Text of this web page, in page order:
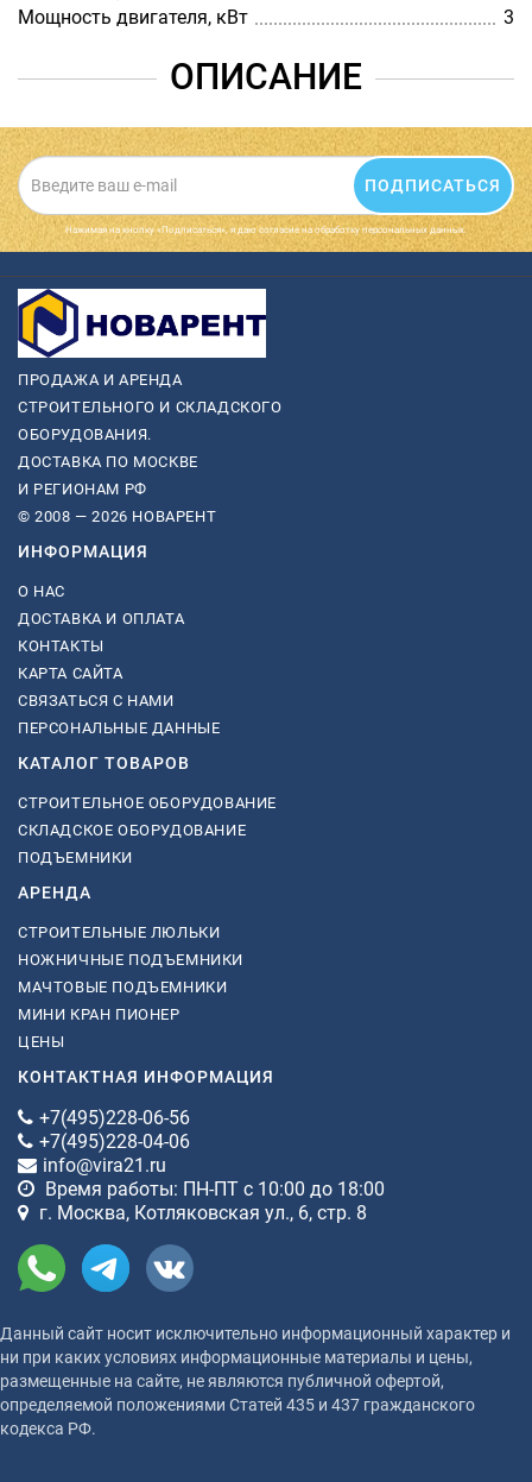
Мощность двигателя, кВт
3
ОПИСАНИЕ
ПОДПИСАТЬСЯ
Нажимая на кнопку «Подписаться», я даю cогласие на обработку персональных данных.
ПРОДАЖА И АРЕНДА
СТРОИТЕЛЬНОГО И СКЛАДСКОГО
ОБОРУДОВАНИЯ.
ДОСТАВКА ПО МОСКВЕ
И РЕГИОНАМ РФ
© 2008 — 2026 НОВАРЕНТ
ИНФОРМАЦИЯ
О НАС
ДОСТАВКА И ОПЛАТА
КОНТАКТЫ
КАРТА САЙТА
СВЯЗАТЬСЯ С НАМИ
ПЕРСОНАЛЬНЫЕ ДАННЫЕ
КАТАЛОГ ТОВАРОВ
СТРОИТЕЛЬНОЕ ОБОРУДОВАНИЕ
СКЛАДСКОЕ ОБОРУДОВАНИЕ
ПОДЪЕМНИКИ
АРЕНДА
СТРОИТЕЛЬНЫЕ ЛЮЛЬКИ
НОЖНИЧНЫЕ ПОДЪЕМНИКИ
МАЧТОВЫЕ ПОДЪЕМНИКИ
МИНИ КРАН ПИОНЕР
ЦЕНЫ
КОНТАКТНАЯ ИНФОРМАЦИЯ
+7(495)228-06-56
+7(495)228-04-06
info@vira21.ru
Время работы: ПН-ПТ с 10:00 до 18:00
г. Москва, Котляковская ул., 6, стр. 8
Данный сайт носит исключительно информационный характер и
ни при каких условиях информационные материалы и цены,
размещенные на сайте, не являются публичной офертой,
определяемой положениями Статей 435 и 437 гражданского
кодекса РФ.